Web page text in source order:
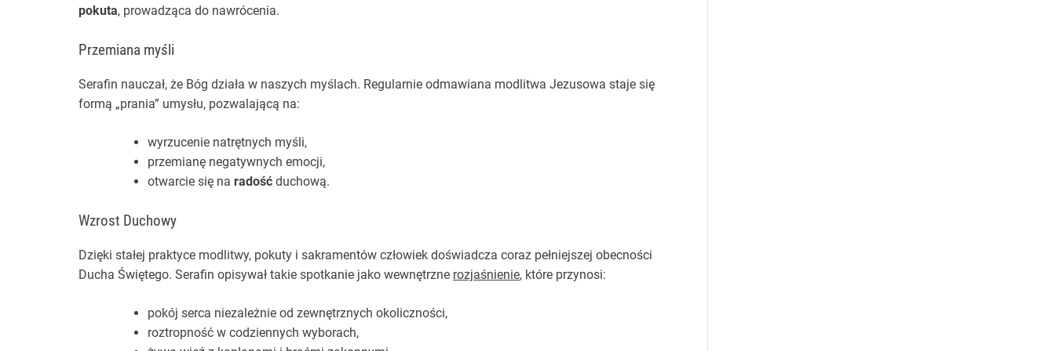
pokuta, prowadząca do nawrócenia.
Przemiana myśli
Serafin nauczał, że Bóg działa w naszych myślach. Regularnie odmawiana modlitwa Jezusowa staje się
formą „prania” umysłu, pozwalającą na:
wyrzucenie natrętnych myśli,
przemianę negatywnych emocji,
otwarcie się na radość duchową.
Wzrost Duchowy
Dzięki stałej praktyce modlitwy, pokuty i sakramentów człowiek doświadcza coraz pełniejszej obecności
Ducha Świętego. Serafin opisywał takie spotkanie jako wewnętrzne rozjaśnienie, które przynosi:
pokój serca niezależnie od zewnętrznych okoliczności,
roztropność w codziennych wyborach,